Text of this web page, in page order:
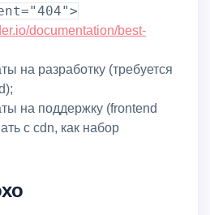
documentation/best-
на разработку (требуется
на поддержку (frontend
с cdn, как набор